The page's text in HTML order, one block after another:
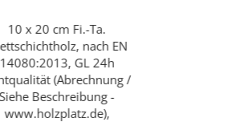
10 x 20 cm Fi.-Ta.
nach EN
14080:2013, GL 24h
(Abrechnung /
Siehe Beschreibung -
www.holzplatz.de),